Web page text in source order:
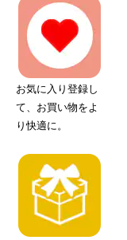
お気に入り登録し
て、お買い物をよ
り快適に。